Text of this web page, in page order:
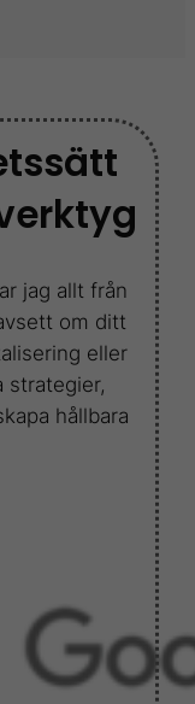
jag allt från
om ditt
eller
strategier,
hållbara